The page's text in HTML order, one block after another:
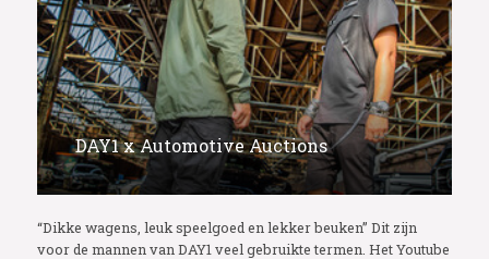
DAY1 x Automotive Auctions
“Dikke wagens, leuk speelgoed en lekker beuken” Dit zijn
voor de mannen van DAY1 veel gebruikte termen. Het Youtube